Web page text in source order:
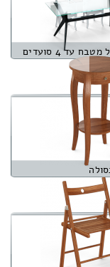
עד 4 סועדים